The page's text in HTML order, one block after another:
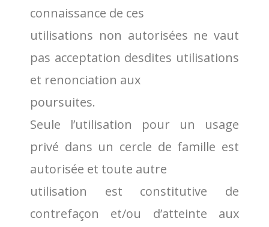
connaissance de ces
utilisations non autorisées ne vaut
pas acceptation desdites utilisations
et renonciation aux
poursuites.
Seule l’utilisation pour un usage
privé dans un cercle de famille est
autorisée et toute autre
utilisation est constitutive de
contrefaçon et/ou d’atteinte aux